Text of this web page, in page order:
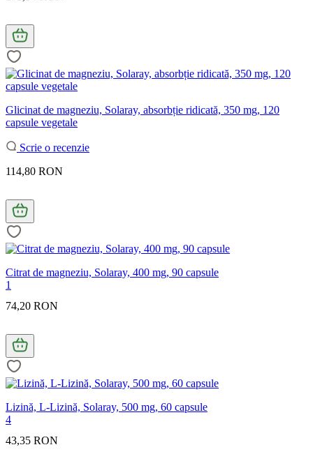
Glicinat de magneziu, Solaray, absorbție ridicată, 350 mg, 120
capsule vegetale
Scrie o recenzie
114,80 RON
Citrat de magneziu, Solaray, 400 mg, 90 capsule
1
74,20 RON
Lizină, L-Lizină, Solaray, 500 mg, 60 capsule
4
43,35 RON